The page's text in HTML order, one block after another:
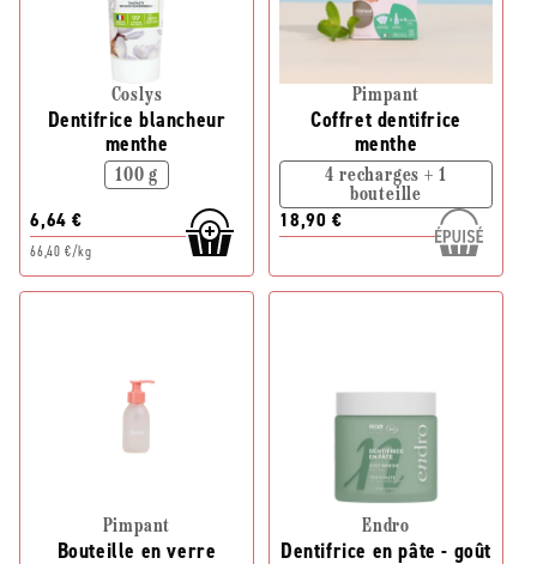
Coslys
Dentifrice blancheur
menthe
100 g
6,64 €
66,40 €/kg
Pimpant
Coffret dentifrice
menthe
4 recharges + 1
bouteille
18,90 €
Pimpant
Bouteille en verre
Endro
Dentifrice en pâte - goût